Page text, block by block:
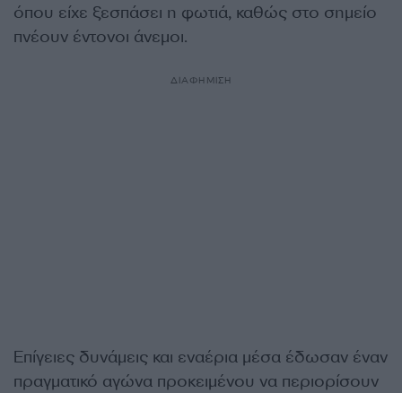
όπου είχε ξεσπάσει η φωτιά, καθώς στο σημείο
πνέουν έντονοι άνεμοι.
ΔΙΑΦΗΜΙΣΗ
Επίγειες δυνάμεις και εναέρια μέσα έδωσαν έναν
πραγματικό αγώνα προκειμένου να περιορίσουν